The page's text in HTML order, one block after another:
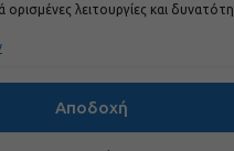
ορισμένες λειτουργίες και
Αποδοχή